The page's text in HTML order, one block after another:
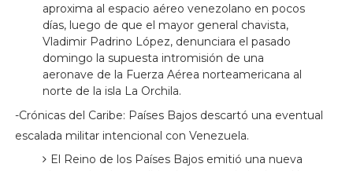
aproxima al espacio aéreo venezolano en pocos
días, luego de que el mayor general chavista,
Vladimir Padrino López, denunciara el pasado
domingo la supuesta intromisión de una
aeronave de la Fuerza Aérea norteamericana al
norte de la isla La Orchila.
-Crónicas del Caribe: Países Bajos descartó una eventual
escalada militar intencional con Venezuela.
El Reino de los Países Bajos emitió una nueva